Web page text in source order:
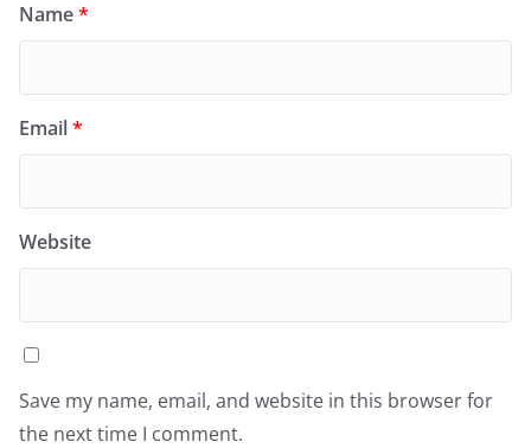
Name*
Email*
Website
Save my name, email, and website in this browser for
the next time I comment.